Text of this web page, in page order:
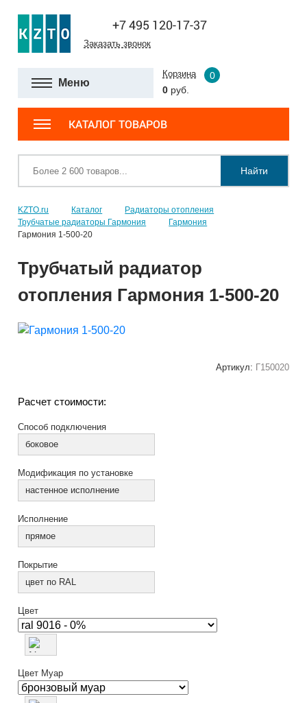
+7 495 120-17-37
Заказать звонок
Меню
Корзина
0
0 руб.
КАТАЛОГ ТОВАРОВ
Найти
KZTO.ru Каталог
Радиаторы отопления
Трубчатые радиаторы Гармония
Гармония
Гармония 1-500-20
Трубчатый радиатор
отопления Гармония 1-500-20
Артикул: Г150020
Расчет стоимости:
Способ подключения
боковое
Модификация по установке
настенное исполнение
Исполнение
прямое
Покрытие
цвет по RAL
Цвет
Цвет Муар